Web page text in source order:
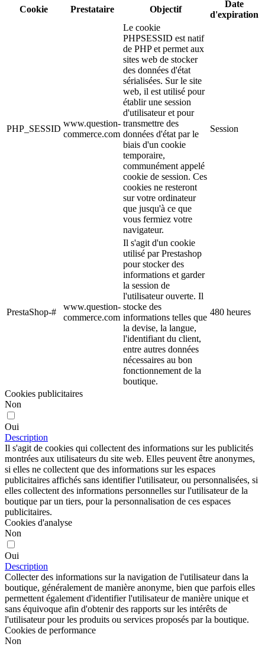
Cookie Prestataire Objectif
Date
d'expiration
PHP_SESSID
www.question-
commerce.com
Le cookie
PHPSESSID est natif
de PHP et permet aux
sites web de stocker
des données d'état
sérialisées. Sur le site
web, il est utilisé pour
établir une session
d'utilisateur et pour
transmettre des
données d'état par le
biais d'un cookie
temporaire,
communément appelé
cookie de session. Ces
cookies ne resteront
sur votre ordinateur
que jusqu'à ce que
vous fermiez votre
navigateur.
Session
PrestaShop-#
www.question-
commerce.com
Il s'agit d'un cookie
utilisé par Prestashop
pour stocker des
informations et garder
la session de
l'utilisateur ouverte. Il
stocke des
informations telles que
la devise, la langue,
l'identifiant du client,
entre autres données
nécessaires au bon
fonctionnement de la
boutique.
480 heures
Cookies publicitaires
Non
Oui
Description
Il s'agit de cookies qui collectent des informations sur les publicités
montrées aux utilisateurs du site web. Elles peuvent être anonymes,
si elles ne collectent que des informations sur les espaces
publicitaires affichés sans identifier l'utilisateur, ou personnalisées, si
elles collectent des informations personnelles sur l'utilisateur de la
boutique par un tiers, pour la personnalisation de ces espaces
publicitaires.
Cookies d'analyse
Non
Oui
Description
Collecter des informations sur la navigation de l'utilisateur dans la
boutique, généralement de manière anonyme, bien que parfois elles
permettent également d'identifier l'utilisateur de manière unique et
sans équivoque afin d'obtenir des rapports sur les intérêts de
l'utilisateur pour les produits ou services proposés par la boutique.
Cookies de performance
Non